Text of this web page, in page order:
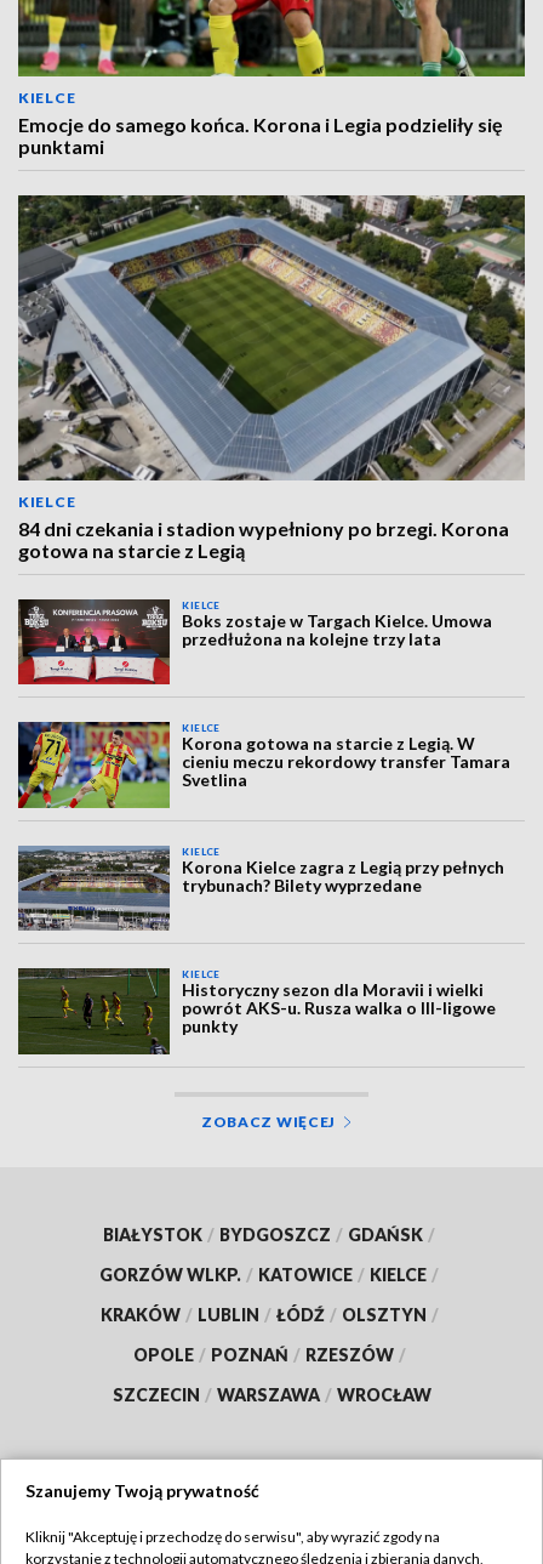
KIELCE
Emocje do samego końca. Korona i Legia podzieliły się
punktami
KIELCE
84 dni czekania i stadion wypełniony po brzegi. Korona
gotowa na starcie z Legią
KIELCE
Boks zostaje w Targach Kielce. Umowa
przedłużona na kolejne trzy lata
KIELCE
Korona gotowa na starcie z Legią. W
cieniu meczu rekordowy transfer Tamara
Svetlina
KIELCE
Korona Kielce zagra z Legią przy pełnych
trybunach? Bilety wyprzedane
KIELCE
Historyczny sezon dla Moravii i wielki
powrót AKS-u. Rusza walka o III-ligowe
punkty
ZOBACZ WIĘCEJ
BIAŁYSTOK / BYDGOSZCZ / GDAŃSK /
GORZÓW WLKP. / KATOWICE / KIELCE /
KRAKÓW / LUBLIN / ŁÓDŹ / OLSZTYN /
OPOLE / POZNAŃ / RZESZÓW /
SZCZECIN / WARSZAWA / WROCŁAW
Szanujemy Twoją prywatność
Kliknij "Akceptuję i przechodzę do serwisu", aby wyrazić zgody na
korzystanie z technologii automatycznego śledzenia i zbierania danych,